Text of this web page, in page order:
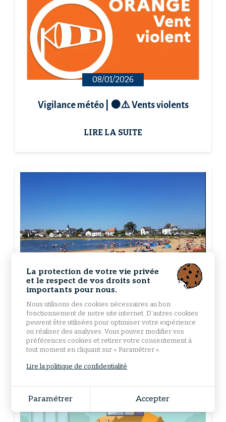
08/01/2026
Vigilance météo | 🟠⚠️ Vents violents
LIRE LA SUITE
05/12/2025
contrôle sanitaire des eaux de baignade -
bilan 2025
LIRE LA SUITE
La protection de votre vie privée
et le respect de vos droits sont
importants pour nous.
Nous utilisons des cookies nécessaires au bon
fonctionnement de notre site internet. D’autres cookies
peuvent être utilisées pour optimiser votre expérience
ou réaliser des analyses. Vous pouvez modifier vos
préférences cookies et retirer votre consentement à
tout moment en cliquant sur « Paramétrer ».
Lire la politique de confidentialité
Paramétrer Accepter